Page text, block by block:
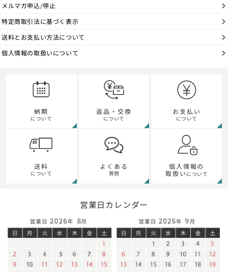
メルマガ申込/停止
特定商取引法に基づく表示
送料とお支払い方法について
個人情報の取扱いについて
納期
について
返品・交換
について
お支払い
について
送料
について
よくある
質問
個人情報の
取扱い について
営業日カレンダー